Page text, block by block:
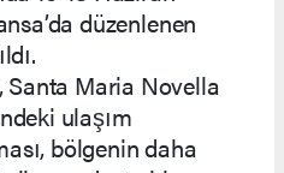
düzenlenen
Santa Maria Novella
ulaşım
bölgenin daha